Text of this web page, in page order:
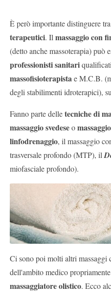
È però importante distinguere tra
terapeutici. Ilmassaggio con
(detto anche massoterapia) può
professionisti sanitari
massofisioterapistae M.C.B.
degli stabilimenti idroterapici),
Fanno parte delletecniche di
massaggio svedeseo
linfodrenaggio, il massaggio
trasversale profondo (MTP), il
miofasciale profondo).
Ci sono poi molti altri massaggi
dell'ambito medico
massaggiatore olistico. Ecco